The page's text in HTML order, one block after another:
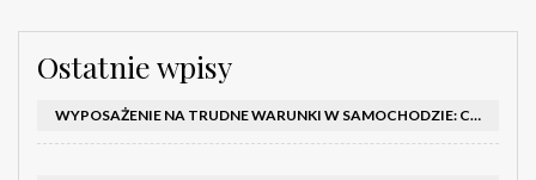
Ostatnie wpisy
WYPOSAŻENIE NA TRUDNE WARUNKI W SAMOCHODZIE: CO MIEĆ ZIMĄ, W TRASIE I NA WYPADEK AWARII